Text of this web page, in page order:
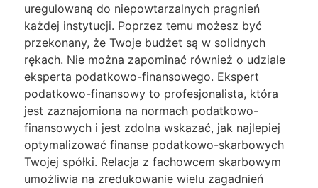
uregulowaną do niepowtarzalnych pragnień
każdej instytucji. Poprzez temu możesz być
przekonany, że Twoje budżet są w solidnych
rękach. Nie można zapominać również o udziale
eksperta podatkowo-finansowego. Ekspert
podatkowo-finansowy to profesjonalista, która
jest zaznajomiona na normach podatkowo-
finansowych i jest zdolna wskazać, jak najlepiej
optymalizować finanse podatkowo-skarbowych
Twojej spółki. Relacja z fachowcem skarbowym
umożliwia na zredukowanie wielu zagadnień